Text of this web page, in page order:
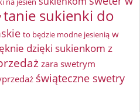
tanie sukienki do
to będzie modne jesienią w
dzięki sukienkom z
zara swetrym
świąteczne swetry